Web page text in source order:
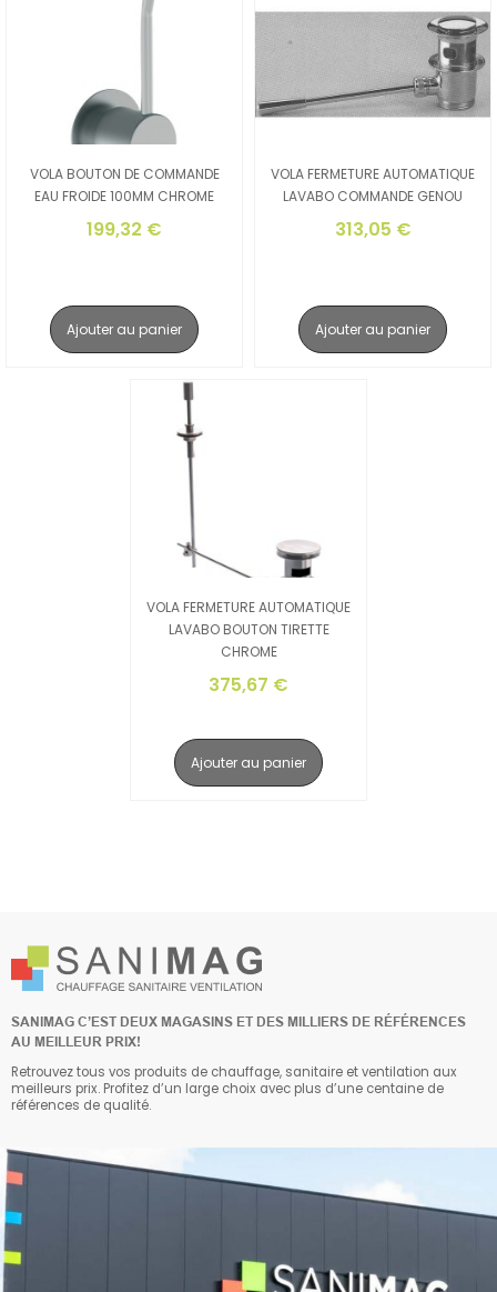
VOLA BOUTON DE COMMANDE
EAU FROIDE 100MM CHROME
199,32 €
Ajouter au panier
VOLA FERMETURE AUTOMATIQUE
LAVABO COMMANDE GENOU
313,05 €
Ajouter au panier
VOLA FERMETURE AUTOMATIQUE
LAVABO BOUTON TIRETTE
CHROME
375,67 €
Ajouter au panier
SANIMAG C’EST DEUX MAGASINS ET DES MILLIERS DE RÉFÉRENCES
AU MEILLEUR PRIX!
Retrouvez tous vos produits de chauffage, sanitaire et ventilation aux
meilleurs prix. Profitez d’un large choix avec plus d’une centaine de
références de qualité.